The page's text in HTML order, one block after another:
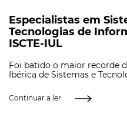
Especialistas em
Tecnologias de
ISCTE-IUL
Foi batido o maior recorde
Ibérica de Sistemas e
Continuar a ler